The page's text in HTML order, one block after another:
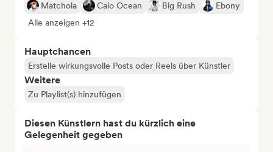
Matchola
Caio Ocean Big Rush
Ebony
Alle anzeigen +12
Hauptchancen
Erstelle wirkungsvolle Posts oder Reels über Künstler
Weitere
Zu Playlist(s) hinzufügen
Diesen Künstlern hast du kürzlich eine
Gelegenheit gegeben